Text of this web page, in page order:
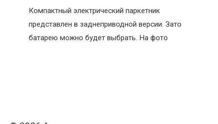
Компактный электрический паркетник
представлен в заднеприводной версии. Зато
батарею можно будет выбрать. На фото